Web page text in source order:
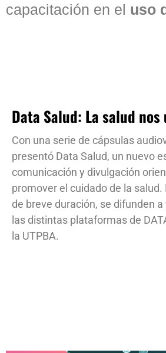
capacitación en el uso
Data Salud: La salud nos
Con una serie de cápsulas
presentó Data Salud, un nuevo
comunicación y divulgación
promover el cuidado de la salud.
de breve duración, se difunden a
las distintas plataformas de
la UTPBA.